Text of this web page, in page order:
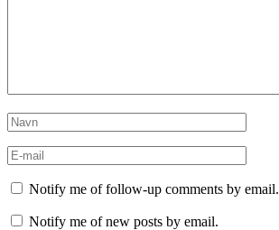
Notify me of follow-up comments by email.
Notify me of new posts by email.